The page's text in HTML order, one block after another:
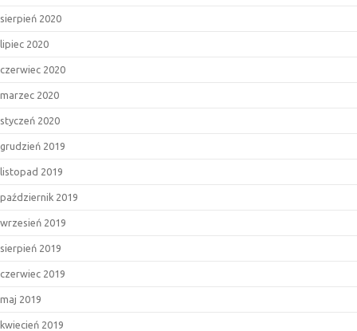
sierpień 2020
lipiec 2020
czerwiec 2020
marzec 2020
styczeń 2020
grudzień 2019
listopad 2019
październik 2019
wrzesień 2019
sierpień 2019
czerwiec 2019
maj 2019
kwiecień 2019